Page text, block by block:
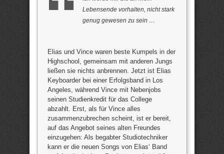
Lebensende vorhalten, nicht stark
genug gewesen zu sein …
Elias und Vince waren beste Kumpels in der
Highschool, gemeinsam mit anderen Jungs
ließen sie nichts anbrennen. Jetzt ist Elias
Keyboarder bei einer Erfolgsband in Los
Angeles, während Vince mit Nebenjobs
seinen Studienkredit für das College
abzahlt. Erst, als für Vince alles
zusammenzubrechen scheint, ist er bereit,
auf das Angebot seines alten Freundes
einzugehen: Als begabter Studiotechniker
kann er die neuen Songs von Elias‘ Band